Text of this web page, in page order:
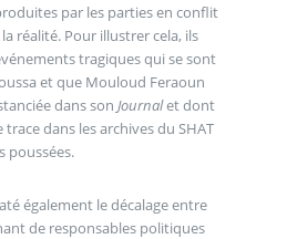
par les parties en conflit
réalité. Pour illustrer cela, ils
tragiques qui se sont
et que Mouloud Feraoun
dans son Journalet dont
dans les archives du SHAT
poussées.
également le décalage entre
de responsables politiques